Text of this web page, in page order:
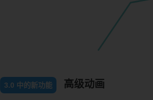
3.0 中的新功能 高级动画